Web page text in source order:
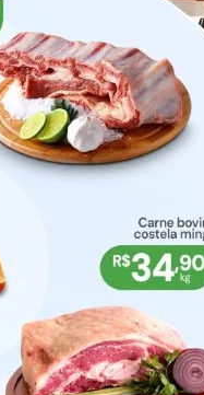
Exposol
/ ClicSoledade
2023